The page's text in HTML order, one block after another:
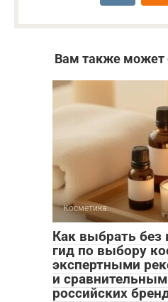
Вам также может
Косметика
Как выбрать без
гид по выбору
экспертными
и
российских